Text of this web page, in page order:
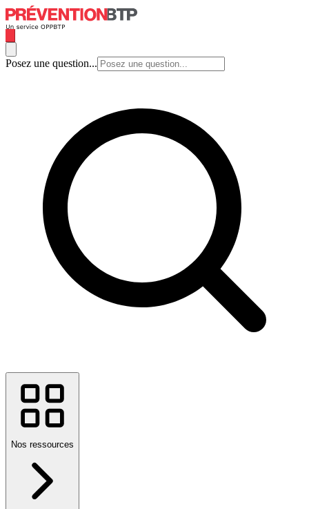
Posez une question...
Nos ressources